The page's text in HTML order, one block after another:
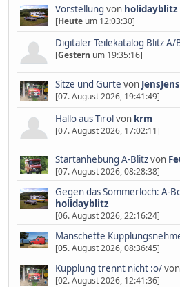
Vorstellung von holidayblitz
[Heuteum 12:03:30]
Digitaler Teilekatalog Blitz A/
[Gestern um 19:35:16]
Sitze und Gurte von
[07. August 2026, 19:41:49]
Hallo aus Tirolvon krm
[07. August 2026, 17:02:11]
Startanhebung A-Blitzvon
[07. August 2026, 08:28:38]
Gegen das Sommerloch: A-
holidayblitz
[06. August 2026, 22:16:24]
Manschette
[05. August 2026, 08:36:45]
Kupplung trennt nicht :o/von
[02. August 2026, 12:41:36]